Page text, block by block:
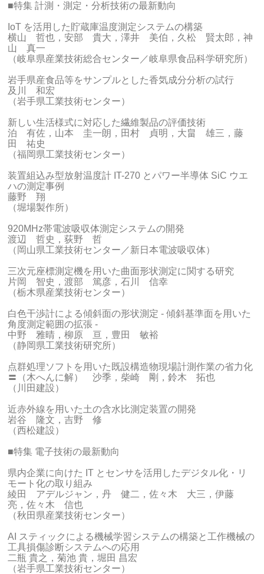
■特集 計測・測定・分析技術の最新動向
IoT を活用した貯蔵庫温度測定システムの構築
横山 哲也，安部 貴大，澤井 美伯，久松 賢太郎，神
山 真一
（岐阜県産業技術総合センター／岐阜県食品科学研究所）
岩手県産食品等をサンプルとした香気成分分析の試行
及川 和宏
（岩手県工業技術センター）
新しい生活様式に対応した繊維製品の評価技術
泊 有佐，山本 圭一朗，田村 貞明，大畠 雄三，藤
田 祐史
（福岡県工業技術センター）
装置組込み型放射温度計 IT-270 とパワー半導体 SiC ウエ
ハの測定事例
藤野 翔
（堀場製作所）
920MHz帯電波吸収体測定システムの開発
渡辺 哲史，荻野 哲
（岡山県工業技術センター／新日本電波吸収体）
三次元座標測定機を用いた曲面形状測定に関する研究
片岡 智史，渡部 篤彦，石川 信幸
（栃木県産業技術センター）
白色干渉計による傾斜面の形状測定 - 傾斜基準面を用いた
角度測定範囲の拡張 -
中野 雅晴，柳原 亘，豊田 敏裕
（静岡県工業技術研究所）
点群処理ソフトを用いた既設構造物現場計測作業の省力化
〓（木へんに解） 沙季，柴崎 剛，鈴木 拓也
（川田建設）
近赤外線を用いた土の含水比測定装置の開発
岩谷 隆文，吉野 修
（西松建設）
■特集 電子技術の最新動向
県内企業に向けた IT とセンサを活用したデジタル化・リ
モート化の取り組み
綾田 アデルジャン，丹 健二，佐々木 大三，伊藤
亮，佐々木 信也
（秋田県産業技術センター）
AI スティックによる機械学習システムの構築と工作機械の
工具損傷診断システムへの応用
二瓶 貴之，菊池 貴，堀田 昌宏
（岩手県工業技術センター）